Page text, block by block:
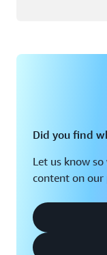
Did you find
Let us know
content on our